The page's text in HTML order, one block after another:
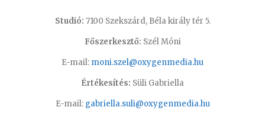
Studió: 7100 Szekszárd, Béla király tér 5.
Főszerkesztő: Szél Móni
E-mail: moni.szel@oxygenmedia.hu
Értékesítés: Süli Gabriella
E-mail: gabriella.suli@oxygenmedia.hu